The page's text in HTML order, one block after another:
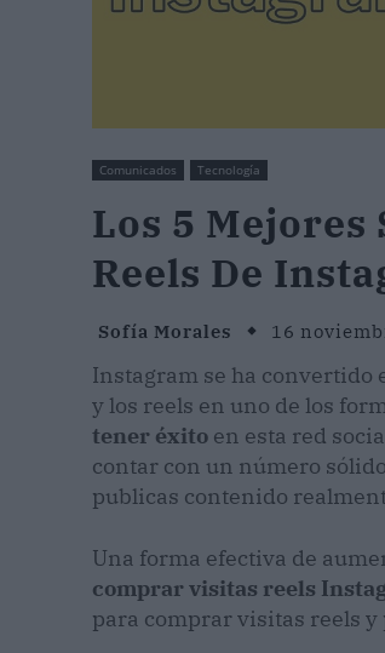
Comunicados Tecnología
Los 5
Reels De
Sofía Morales 16
Instagram se ha convertido
y los reels en uno de los
tener éxito en esta red
contar con un número
publicas contenido
Una forma efectiva de
comprar visitas reels
para comprar visitas reels